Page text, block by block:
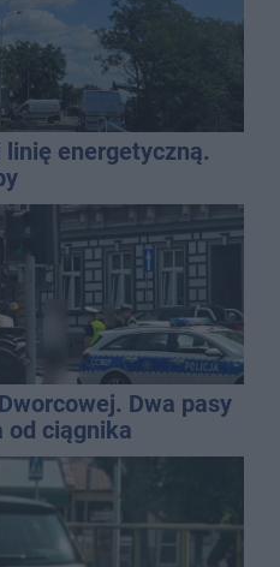
energetyczną.
Dwa pasy
od ciągnika